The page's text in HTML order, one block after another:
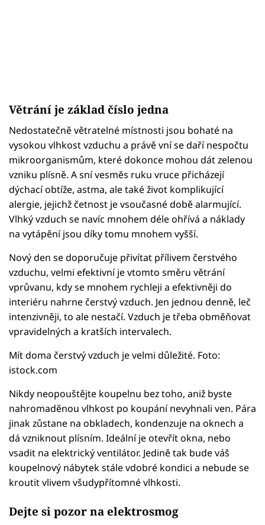
Větrání je základ číslo jedna
Nedostatečně větratelné místnosti jsou bohaté na
vysokou vlhkost vzduchu a právě vní se daří nespočtu
mikroorganismům, které dokonce mohou dát zelenou
vzniku plísně. A sní vesměs ruku vruce přicházejí
dýchací obtíže, astma, ale také život komplikující
alergie, jejichž četnost je vsoučasné době alarmující.
Vlhký vzduch se navíc mnohem déle ohřívá a náklady
na vytápění jsou díky tomu mnohem vyšší.
Nový den se doporučuje přivítat přílivem čerstvého
vzduchu, velmi efektivní je vtomto směru větrání
vprůvanu, kdy se mnohem rychleji a efektivněji do
interiéru nahrne čerstvý vzduch. Jen jednou denně, leč
intenzivněji, to ale nestačí. Vzduch je třeba obměňovat
vpravidelných a kratších intervalech.
Mít doma čerstvý vzduch je velmi důležité. Foto:
istock.com
Nikdy neopouštějte koupelnu bez toho, aniž byste
nahromaděnou vlhkost po koupání nevyhnali ven. Pára
jinak zůstane na obkladech, kondenzuje na oknech a
dá vzniknout plísním. Ideální je otevřít okna, nebo
vsadit na elektrický ventilátor. Jedině tak bude váš
koupelnový nábytek stále vdobré kondici a nebude se
kroutit vlivem všudypřítomné vlhkosti.
Dejte si pozor na elektrosmog